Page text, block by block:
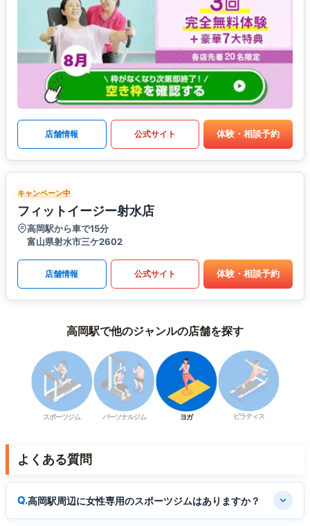
店舗情報 公式サイト 体験・相談予約
キャンペーン中
フィットイージー射水店
高岡駅から車で15分
富山県射水市三ケ2602
店舗情報 公式サイト 体験・相談予約
高岡駅で他のジャンルの店舗を探す
スポーツジム パーソナルジム ヨガ ピラティス
よくある質問
高岡駅周辺に女性専用のスポーツジムはありますか？